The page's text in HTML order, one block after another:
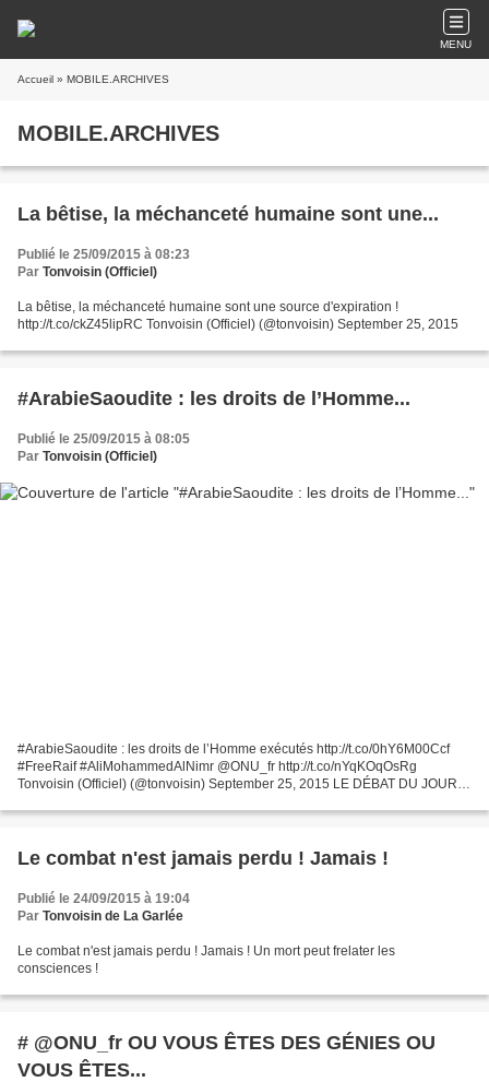
MENU
Accueil » MOBILE.ARCHIVES
MOBILE.ARCHIVES
La bêtise, la méchanceté humaine sont une...
Publié le 25/09/2015 à 08:23
Par Tonvoisin (Officiel)
La bêtise, la méchanceté humaine sont une source d'expiration !
http://t.co/ckZ45lipRC Tonvoisin (Officiel) (@tonvoisin) September 25, 2015
#ArabieSaoudite : les droits de l’Homme...
Publié le 25/09/2015 à 08:05
Par Tonvoisin (Officiel)
#ArabieSaoudite : les droits de l’Homme exécutés http://t.co/0hY6M00Ccf
#FreeRaif #AliMohammedAlNimr @ONU_fr http://t.co/nYqKOqOsRg
Tonvoisin (Officiel) (@tonvoisin) September 25, 2015 LE DÉBAT DU JOUR |
Le combat n'est jamais perdu ! Jamais !
Publié le 24/09/2015 à 19:04
Par Tonvoisin de La Garlée
Le combat n'est jamais perdu ! Jamais ! Un mort peut frelater les
consciences !
# @ONU_fr OU VOUS ÊTES DES GÉNIES OU
VOUS ÊTES...